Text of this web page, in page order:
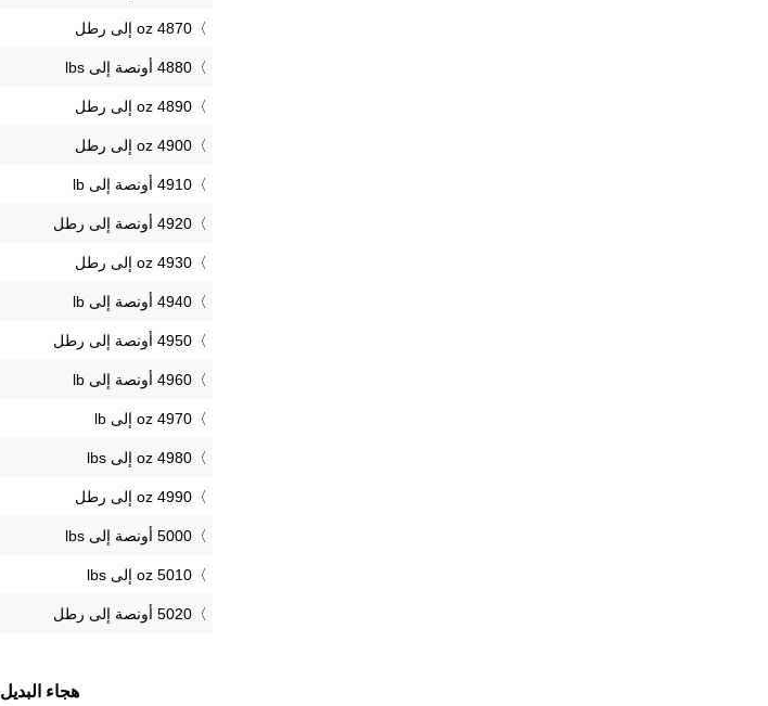
4870 oz إلى رطل
4880 أونصة إلى lbs
4890 oz إلى رطل
4900 oz إلى رطل
4910 أونصة إلى lb
4920 أونصة إلى رطل
4930 oz إلى رطل
4940 أونصة إلى lb
4950 أونصة إلى رطل
4960 أونصة إلى lb
4970 oz إلى lb
4980 oz إلى lbs
4990 oz إلى رطل
5000 أونصة إلى lbs
5010 oz إلى lbs
5020 أونصة إلى رطل
هجاء البديل